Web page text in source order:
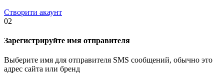
Створити акаунт
02
Зарегистрируйте имя отправителя
Выберите имя для отправителя SMS сообщений, обычно это
адрес сайта или бренд